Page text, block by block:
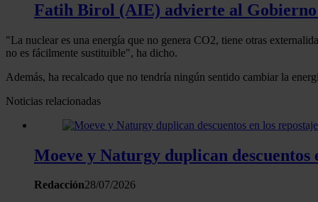
Fatih Birol (AIE) advierte al
"La nuclear es una energía que no genera CO2, tiene otras
no es fácilmente sustituible", ha dicho.
Además, ha recalcado que no tendría ningún sentido cambiar la
Noticias relacionadas
Moeve y Naturgy duplican descuentos
Redacción28/07/2026